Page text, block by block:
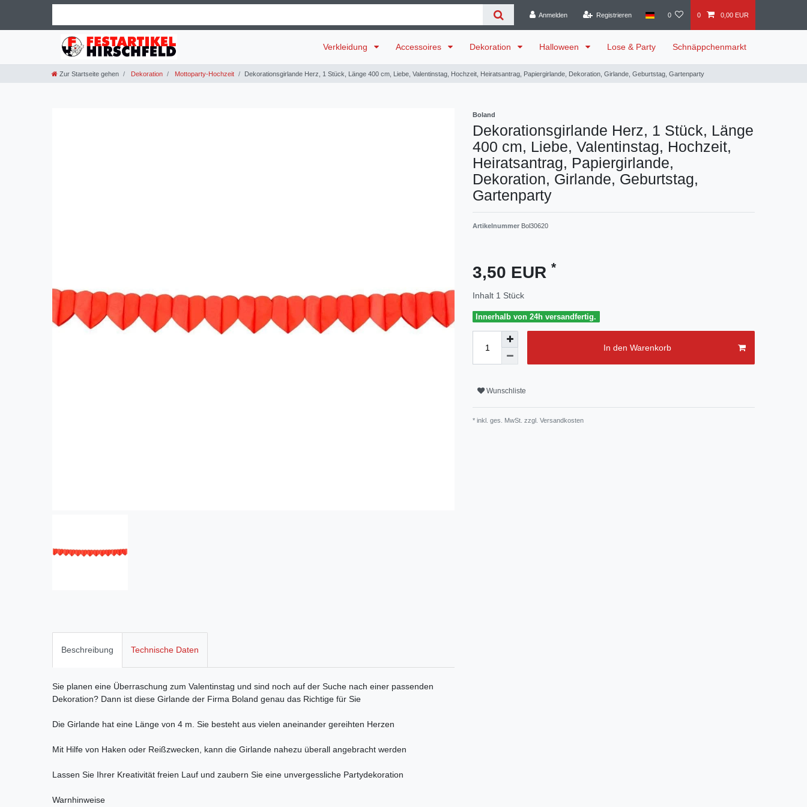
Anmelden Registrieren 0 0 0,00 EUR
Verkleidung Accessoires Dekoration Halloween Lose & Party Schnäppchenmarkt
Zur Startseite gehen Dekoration Mottoparty-Hochzeit Dekorationsgirlande Herz, 1 Stück, Länge 400 cm, Liebe, Valentinstag, Hochzeit, Heiratsantrag, Papiergirlande, Dekoration, Girlande, Geburtstag, Gartenparty
Boland
Dekorationsgirlande Herz, 1 Stück, Länge
400 cm, Liebe, Valentinstag, Hochzeit,
Heiratsantrag, Papiergirlande,
Dekoration, Girlande, Geburtstag,
Gartenparty
Artikelnummer Bol30620
3,50 EUR *
Inhalt 1 Stück
Innerhalb von 24h versandfertig.
In den Warenkorb
Wunschliste
* inkl. ges. MwSt. zzgl. Versandkosten
Beschreibung Technische Daten
Sie planen eine Überraschung zum Valentinstag und sind noch auf der Suche nach einer passenden
Dekoration? Dann ist diese Girlande der Firma Boland genau das Richtige für Sie
Die Girlande hat eine Länge von 4 m. Sie besteht aus vielen aneinander gereihten Herzen
Mit Hilfe von Haken oder Reißzwecken, kann die Girlande nahezu überall angebracht werden
Lassen Sie Ihrer Kreativität freien Lauf und zaubern Sie eine unvergessliche Partydekoration
Warnhinweise